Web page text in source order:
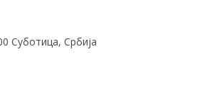
Суботица, Србија